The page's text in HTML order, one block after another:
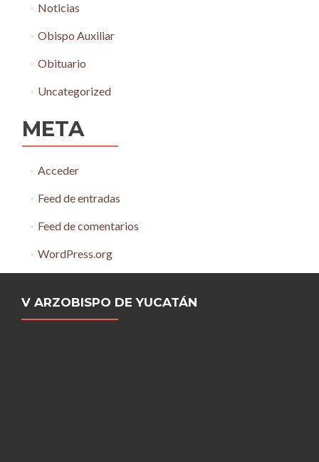
Noticias
Obispo Auxiliar
Obituario
Uncategorized
META
Acceder
Feed de entradas
Feed de comentarios
WordPress.org
V ARZOBISPO DE YUCATÁN